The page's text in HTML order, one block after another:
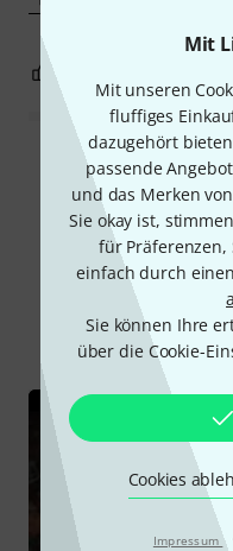
Mit
Mit unseren
fluffiges
dazugehört
passende
und das Merken
Sie okay ist,
für
einfach durch
Sie können Ihre
über die Cookie-
Cookies
Impressum
Alle
Alle